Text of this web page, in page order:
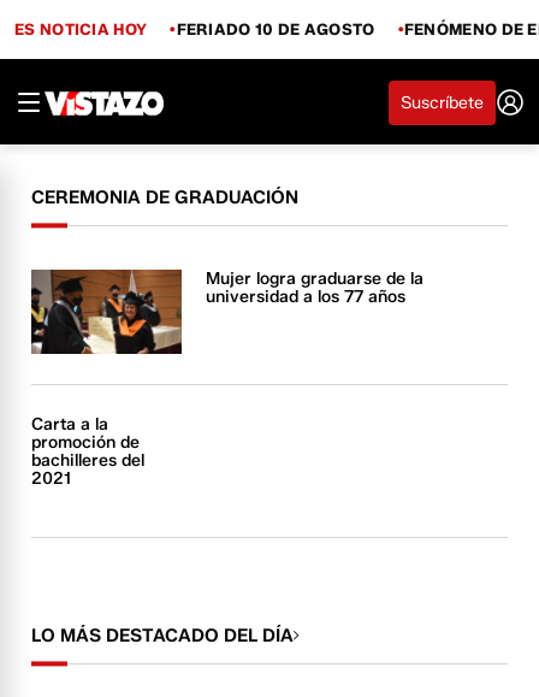
ES NOTICIA HOY FERIADO 10 DE AGOSTO FENÓMENO DE
Suscríbete
CEREMONIA DE GRADUACIÓN
Mujer logra graduarse de la
universidad a los 77 años
Carta a la
promoción de
bachilleres del
2021
LO MÁS DESTACADO DEL DÍA